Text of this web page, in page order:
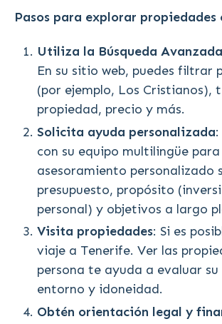
Pasos para explorar propiedades
Utiliza la Búsqueda
En su sitio web, puedes filtrar
(por ejemplo, Los Cristianos),
propiedad, precio y más.
Solicita ayuda personalizada
con su equipo multilingüe
asesoramiento personalizado
presupuesto, propósito
personal) y objetivos a largo
Visita propiedades: Si es
viaje a Tenerife. Ver las
persona te ayuda a evaluar
entorno y idoneidad.
Obtén orientación legal y